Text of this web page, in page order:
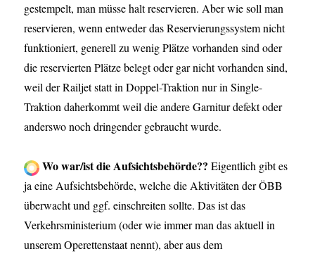
gestempelt, man müsse halt reservieren. Aber wie soll man
reservieren, wenn entweder das Reservierungssystem nicht
funktioniert, generell zu wenig Plätze vorhanden sind oder
die reservierten Plätze belegt oder gar nicht vorhanden sind,
weil der Railjet statt in Doppel-Traktion nur in Single-
Traktion daherkommt weil die andere Garnitur defekt oder
anderswo noch dringender gebraucht wurde.
Wo war/ist die Aufsichtsbehörde?? Eigentlich gibt es
ja eine Aufsichtsbehörde, welche die Aktivitäten der ÖBB
überwacht und ggf. einschreiten sollte. Das ist das
Verkehrsministerium (oder wie immer man das aktuell in
unserem Operettenstaat nennt), aber aus dem